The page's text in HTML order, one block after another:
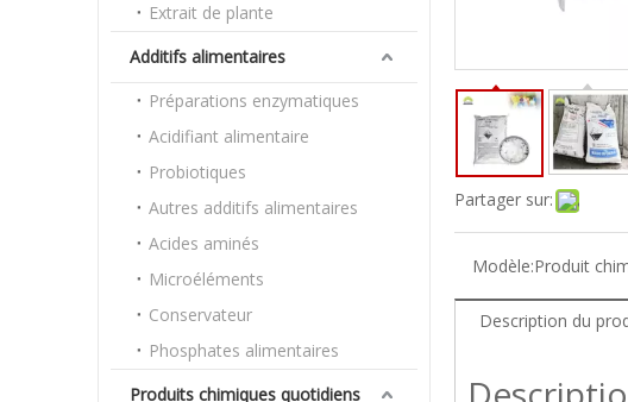
Extrait de plante
Additifs alimentaires
Préparations enzymatiques
Acidifiant alimentaire
Probiotiques
Autres additifs alimentaires
Acides aminés
Microéléments
Conservateur
Phosphates alimentaires
Produits chimiques quotidiens
Partager sur:
Modèle:Produit
Description du